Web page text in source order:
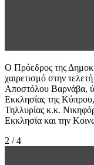
Ο Πρόεδρος της
χαιρετισμό στην
Αποστόλου Βαρνάβα,
Εκκλησίας της
Τηλλυρίας κ.κ.
Εκκλησία και την
2 / 4